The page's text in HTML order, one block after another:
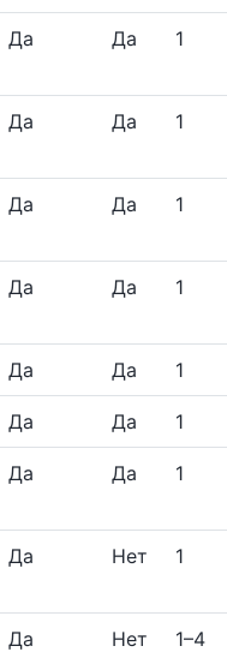
Да Да 1
Да Да 1
Да Да 1
Да Да 1
Да Да 1
Да Да 1
Да Да 1
Да Нет 1
Да Нет 1–4